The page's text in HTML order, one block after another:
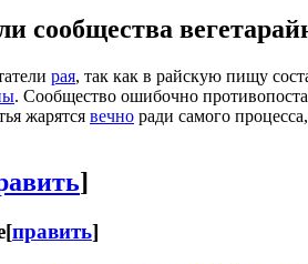
сообщества
рая, так как в райскую пищу
. Сообщество ошибочно
жарятся вечно ради самого
]
[править]